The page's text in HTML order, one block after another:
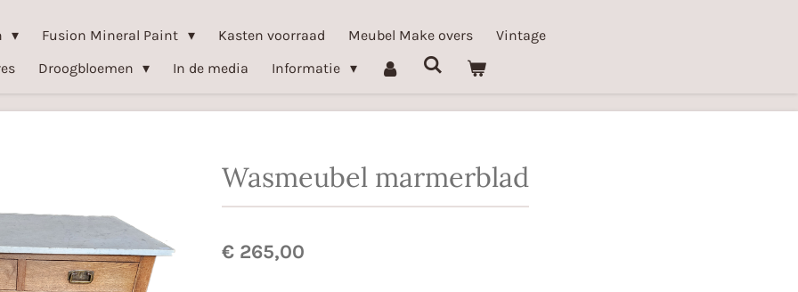
Fusion Mineral Paint Kasten voorraad Meubel Make overs
Vintage
Droogbloemen In de media Informatie
Wasmeubel marmerblad
€ 265,00